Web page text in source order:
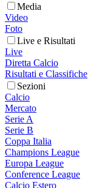
Media
Video
Foto
Live e Risultati
Live
Diretta Calcio
Risultati e Classifiche
Sezioni
Calcio
Mercato
Serie A
Serie B
Coppa Italia
Champions League
Europa League
Conference League
Calcio Estero